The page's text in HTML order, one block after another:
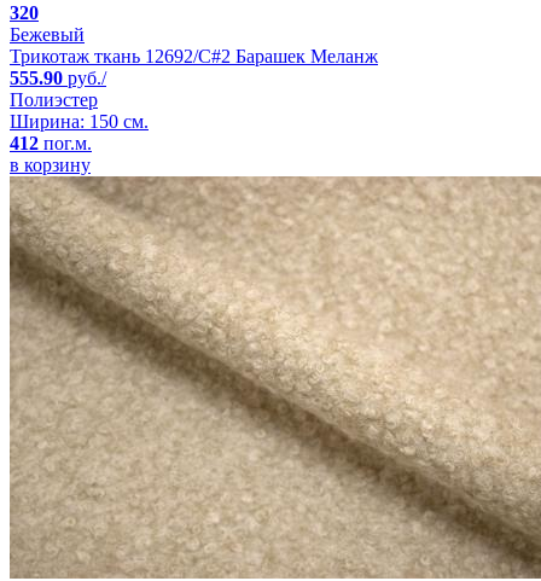
320
Бежевый
Трикотаж ткань 12692/C#2 Барашек Меланж
555.90 руб./
Полиэстер
Ширина: 150 см.
412 пог.м.
в корзину